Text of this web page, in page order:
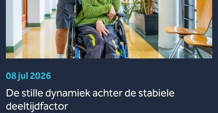
08 jul 2026
De stille dynamiek achter de stabiele
deeltijdfactor